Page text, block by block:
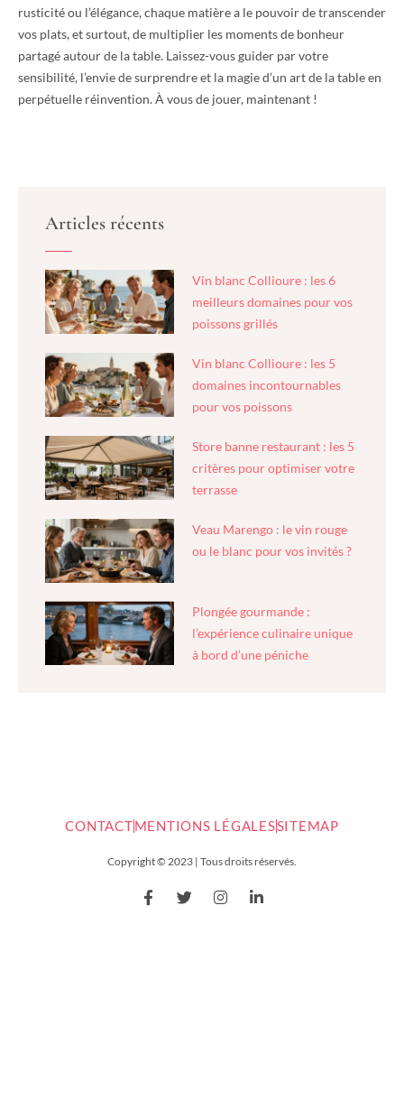
rusticité ou l’élégance, chaque matière a le pouvoir de transcender
vos plats, et surtout, de multiplier les moments de bonheur
partagé autour de la table. Laissez-vous guider par votre
sensibilité, l’envie de surprendre et la magie d’un art de la table en
perpétuelle réinvention. À vous de jouer, maintenant !
Articles récents
Vin blanc Collioure : les 6
meilleurs domaines pour vos
poissons grillés
Vin blanc Collioure : les 5
domaines incontournables
pour vos poissons
Store banne restaurant : les 5
critères pour optimiser votre
terrasse
Veau Marengo : le vin rouge
ou le blanc pour vos invités ?
Plongée gourmande :
l’expérience culinaire unique
à bord d’une péniche
CONTACTMENTIONS LÉGALESSITEMAP
Copyright © 2023 | Tous droits réservés.